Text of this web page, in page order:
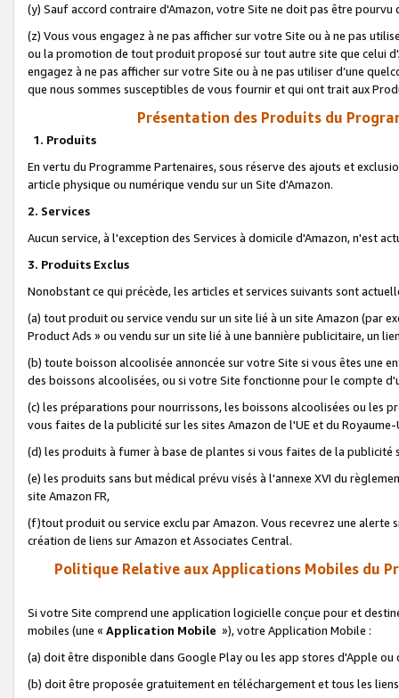
(y) Sauf accord contraire d'Amazon, votre Site ne doit pas être
(z) Vous vous engagez à ne pas afficher sur votre Site ou à ne pas
ou la promotion de tout produit proposé sur tout autre site que celui
engagez à ne pas afficher sur votre Site ou à ne pas utiliser d’une
que nous sommes susceptibles de vous fournir et qui ont trait aux
Présentation des Produits du
1. Produits
En vertu du Programme Partenaires, sous réserve des ajouts et
article physique ou numérique vendu sur un Site d'Amazon.
2. Services
Aucun service, à l'exception des Services à domicile d'Amazon, n'est
3. Produits Exclus
Nonobstant ce qui précède, les articles et services suivants sont
(a) tout produit ou service vendu sur un site lié à un site Amazon (par
Product Ads » ou vendu sur un site lié à une bannière publicitaire, un
(b) toute boisson alcoolisée annoncée sur votre Site si vous êtes une
des boissons alcoolisées, ou si votre Site fonctionne pour le compte
(c) les préparations pour nourrissons, les boissons alcoolisées ou les
vous faites de la publicité sur les sites Amazon de l'UE et du Royaume-
(d) les produits à fumer à base de plantes si vous faites de la publicité
(e) les produits sans but médical prévu visés à l'annexe XVI du
site Amazon FR,
(f)tout produit ou service exclu par Amazon. Vous recevrez une alerte
création de liens sur Amazon et Associates Central.
Politique Relative aux Applications Mobiles du
Si votre Site comprend une application logicielle conçue pour et
mobiles (une « Application Mobile »), votre Application Mobile :
(a) doit être disponible dans Google Play ou les app stores d'Apple ou
(b) doit être proposée gratuitement en téléchargement et tous les